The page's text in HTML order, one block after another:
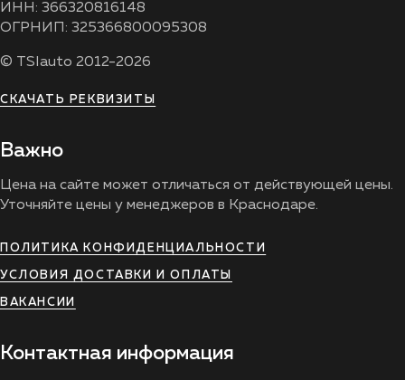
ИНН: 366320816148
ОГРНИП: 325366800095308
© TSIauto 2012-2026
СКАЧАТЬ РЕКВИЗИТЫ
Важно
Цена на сайте может отличаться от действующей цены.
Уточняйте цены у менеджеров в Краснодаре.
ПОЛИТИКА КОНФИДЕНЦИАЛЬНОСТИ
УСЛОВИЯ ДОСТАВКИ И ОПЛАТЫ
ВАКАНСИИ
Контактная информация